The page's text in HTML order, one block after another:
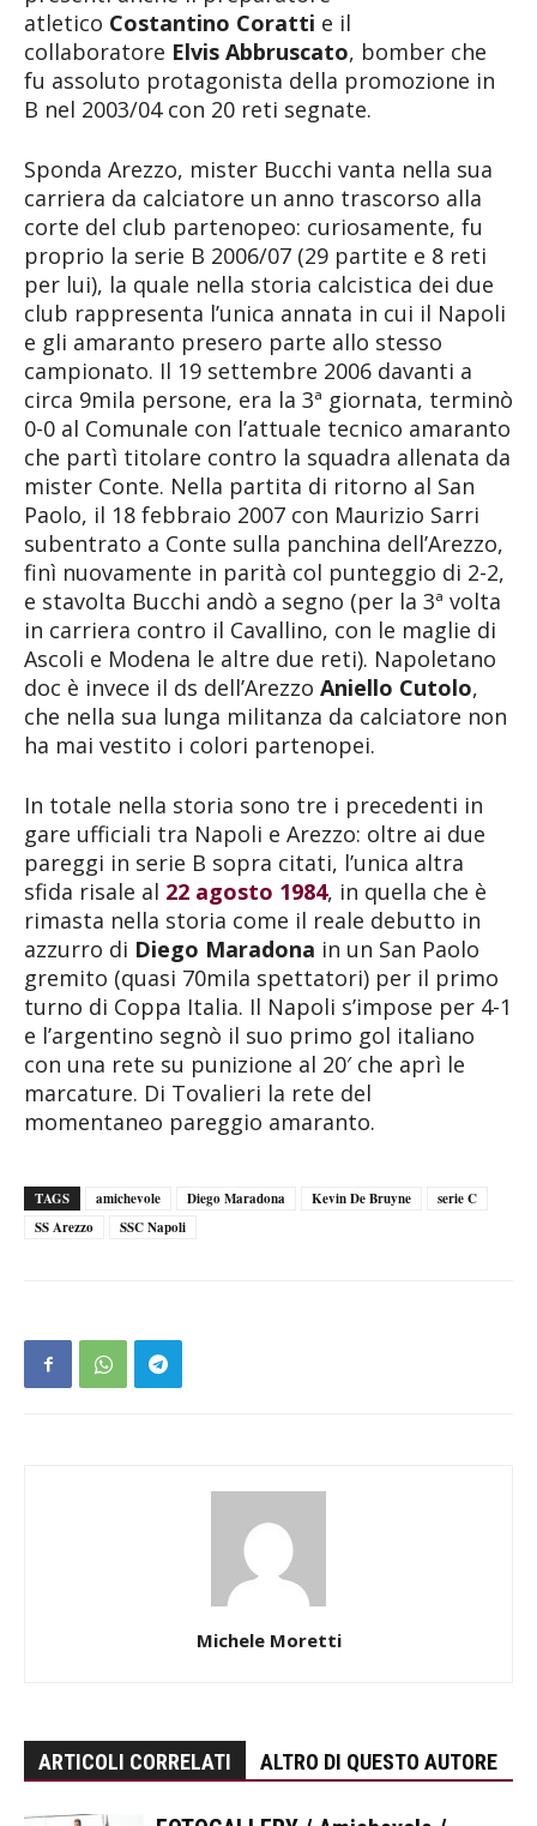
atletico Costantino Coratti e il
collaboratore Elvis Abbruscato, bomber che
fu assoluto protagonista della promozione in
B nel 2003/04 con 20 reti segnate.
Sponda Arezzo, mister Bucchi vanta nella sua
carriera da calciatore un anno trascorso alla
corte del club partenopeo: curiosamente, fu
proprio la serie B 2006/07 (29 partite e 8 reti
per lui), la quale nella storia calcistica dei due
club rappresenta l’unica annata in cui il Napoli
e gli amaranto presero parte allo stesso
campionato. Il 19 settembre 2006 davanti a
circa 9mila persone, era la 3ª giornata, terminò
0-0 al Comunale con l’attuale tecnico amaranto
che partì titolare contro la squadra allenata da
mister Conte. Nella partita di ritorno al San
Paolo, il 18 febbraio 2007 con Maurizio Sarri
subentrato a Conte sulla panchina dell’Arezzo,
finì nuovamente in parità col punteggio di 2-2,
e stavolta Bucchi andò a segno (per la 3ª volta
in carriera contro il Cavallino, con le maglie di
Ascoli e Modena le altre due reti). Napoletano
doc è invece il ds dell’Arezzo Aniello Cutolo,
che nella sua lunga militanza da calciatore non
ha mai vestito i colori partenopei.
In totale nella storia sono tre i precedenti in
gare ufficiali tra Napoli e Arezzo: oltre ai due
pareggi in serie B sopra citati, l’unica altra
sfida risale al 22 agosto 1984, in quella che è
rimasta nella storia come il reale debutto in
azzurro di Diego Maradona in un San Paolo
gremito (quasi 70mila spettatori) per il primo
turno di Coppa Italia. Il Napoli s’impose per 4-1
e l’argentino segnò il suo primo gol italiano
con una rete su punizione al 20′ che aprì le
marcature. Di Tovalieri la rete del
momentaneo pareggio amaranto.
TAGS amichevole Diego Maradona Kevin De Bruyne
serie C
SS Arezzo
SSC Napoli
Michele Moretti
ARTICOLI CORRELATI ALTRO DI QUESTO AUTORE